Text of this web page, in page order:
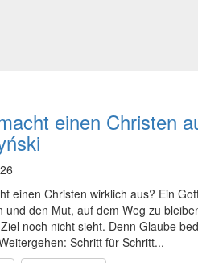
einen Christen
einen Christen wirklich aus? Ein
und den Mut, auf dem Weg zu
noch nicht sieht. Denn Glaube
Schritt für Schritt...